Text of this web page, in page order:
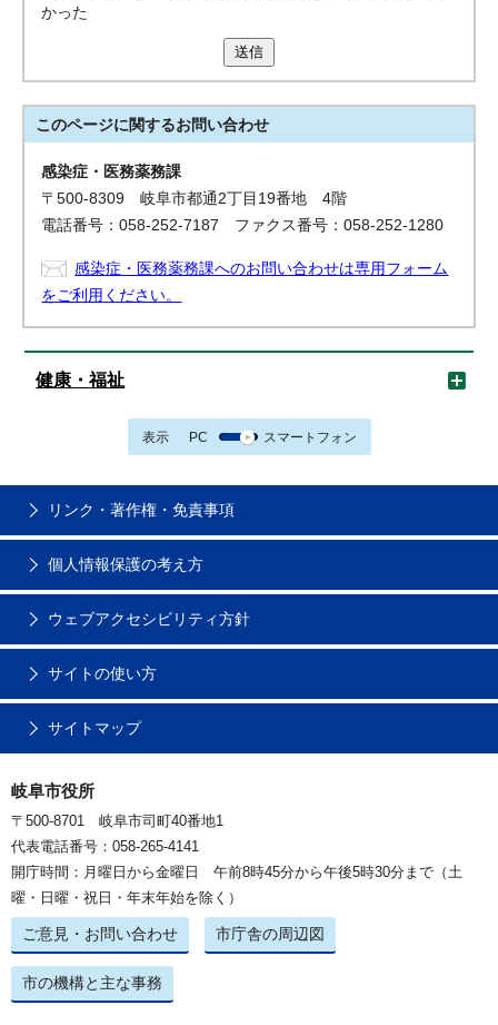
かった
送信
このページに関するお問い合わせ
感染症・医務薬務課
〒500-8309 岐阜市都通2丁目19番地 4階
電話番号：058-252-7187 ファクス番号：058-252-1280
感染症・医務薬務課へのお問い合わせは専用フォーム
をご利用ください。
健康・福祉
表示 PC スマートフォン
リンク・著作権・免責事項
個人情報保護の考え方
ウェブアクセシビリティ方針
サイトの使い方
サイトマップ
岐阜市役所
〒500-8701 岐阜市司町40番地1
代表電話番号：058-265-4141
開庁時間：月曜日から金曜日 午前8時45分から午後5時30分まで（土
曜・日曜・祝日・年末年始を除く）
ご意見・お問い合わせ 市庁舎の周辺図
市の機構と主な事務